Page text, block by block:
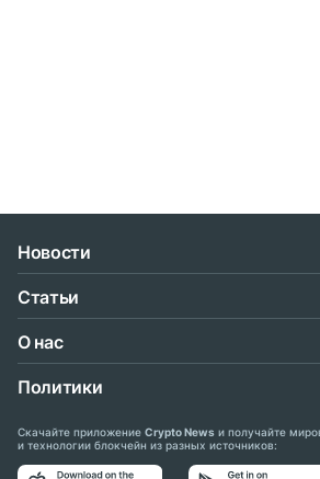
Новости
Статьи
О нас
Политики
Скачайте приложение Crypto News и получайте
и технологии блокчейн из разных источников: